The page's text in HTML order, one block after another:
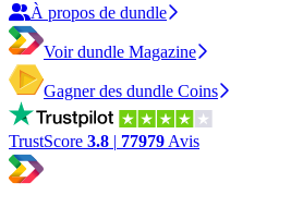
À propos de dundle
Voir dundle Magazine
Gagner des dundle Coins
TrustScore 3.8 | 77979 Avis